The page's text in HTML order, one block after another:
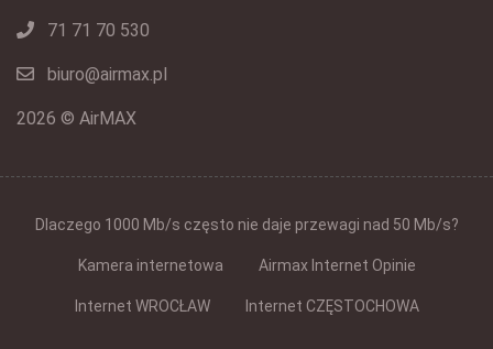
71 71 70 530
biuro@airmax.pl
2026 © AirMAX
Dlaczego 1000 Mb/s często nie daje przewagi nad 50 Mb/s?
Kamera internetowa Airmax Internet Opinie
Internet WROCŁAW Internet CZĘSTOCHOWA